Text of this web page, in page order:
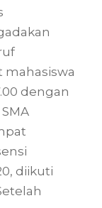
dengan
diikuti